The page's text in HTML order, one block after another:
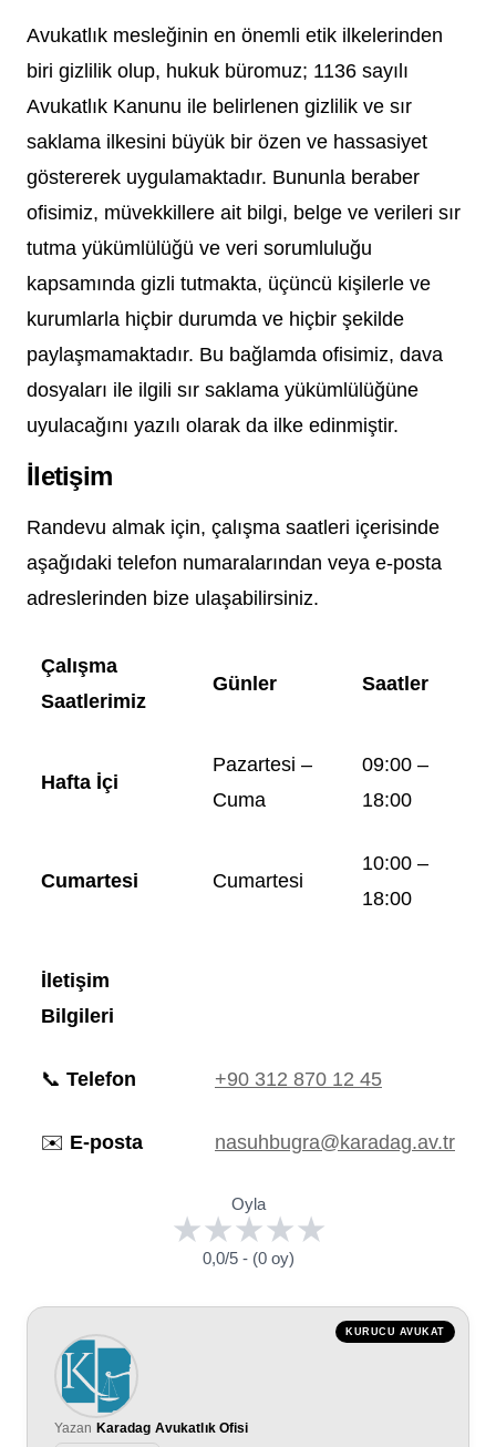
Avukatlık mesleğinin en önemli etik ilkelerinden
biri gizlilik olup, hukuk büromuz; 1136 sayılı
Avukatlık Kanunu ile belirlenen gizlilik ve sır
saklama ilkesini büyük bir özen ve hassasiyet
göstererek uygulamaktadır. Bununla beraber
ofisimiz, müvekkillere ait bilgi, belge ve verileri sır
tutma yükümlülüğü ve veri sorumluluğu
kapsamında gizli tutmakta, üçüncü kişilerle ve
kurumlarla hiçbir durumda ve hiçbir şekilde
paylaşmamaktadır. Bu bağlamda ofisimiz, dava
dosyaları ile ilgili sır saklama yükümlülüğüne
uyulacağını yazılı olarak da ilke edinmiştir.
İletişim
Randevu almak için, çalışma saatleri içerisinde
aşağıdaki telefon numaralarından veya e-posta
adreslerinden bize ulaşabilirsiniz.
Çalışma
Saatlerimiz
Günler Saatler
Hafta İçi
Pazartesi –
Cuma
09:00 –
18:00
Cumartesi Cumartesi
10:00 –
18:00
İletişim
Bilgileri
📞 Telefon +90 312 870 12 45
✉️ E-posta nasuhbugra@karadag.av.tr
Oyla
0,0/5 - (0 oy)
KURUCU AVUKAT
Yazan Karadag Avukatlık Ofisi